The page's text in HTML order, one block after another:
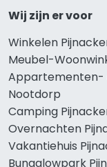
Wij zijn er voor
Winkelen
Meubel-
Appartementen-
Nootdorp
Camping
Overnachten
Vakantiehuis
Bungalowpark